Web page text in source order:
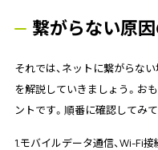
繋がらない原
それでは、ネットに繋がらな
を解説していきましょう。お
ントです。順番に確認してみて
1.モバイルデータ通信、Wi-Fi